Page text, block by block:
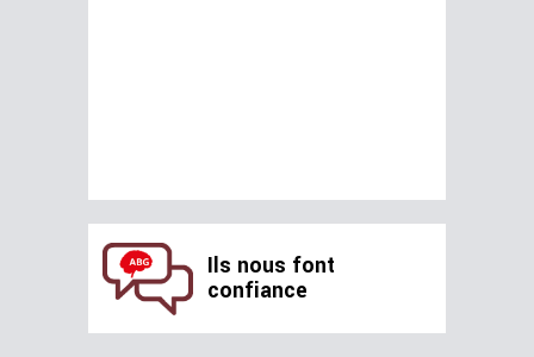
Ils nous font
confiance